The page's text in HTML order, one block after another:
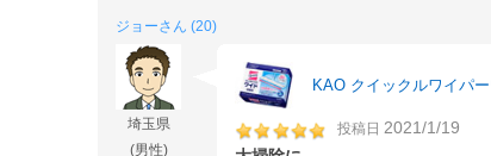
ジョーさん (20)
埼玉県
(男性)
KAO クイックルワイパ
投稿日 2021/1/19